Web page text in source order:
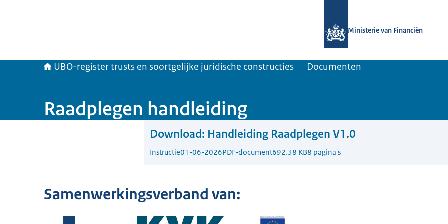
Ministerie van Financiën
UBO-register trusts en soortgelijke juridische constructies Documenten
Raadplegen handleiding
Download: Handleiding Raadplegen V1.0
Instructie01-06-2026PDF-document692.38 KB8 pagina's
Samenwerkingsverband van: